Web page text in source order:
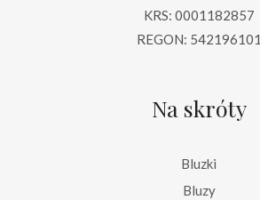
KRS: 0001182857
REGON: 542196101
Na skróty
Bluzki
Bluzy